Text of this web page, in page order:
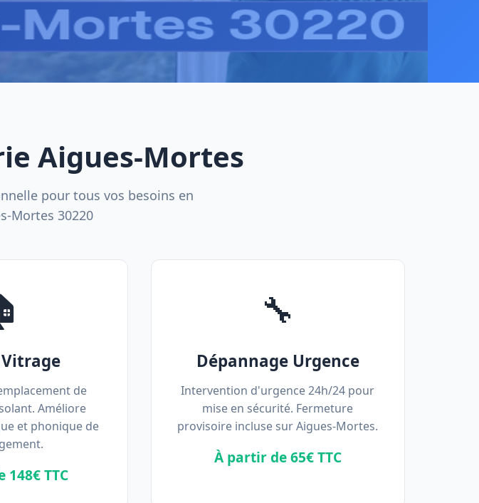
Aigues-Mortes
pour tous vos besoins en
Mortes 30220
de
Améliore
et phonique de
TTC
🔧
Dépannage Urgence
Intervention d'urgence 24h/24 pour
mise en sécurité. Fermeture
provisoire incluse sur Aigues-Mortes.
À partir de 65€ TTC